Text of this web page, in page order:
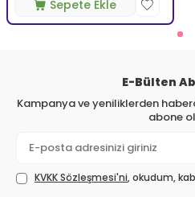
Sepete Ekle
E-Bülten
Kampanya ve yeniliklerden
abone
KVKK Sözleşmesi'ni, okudum,